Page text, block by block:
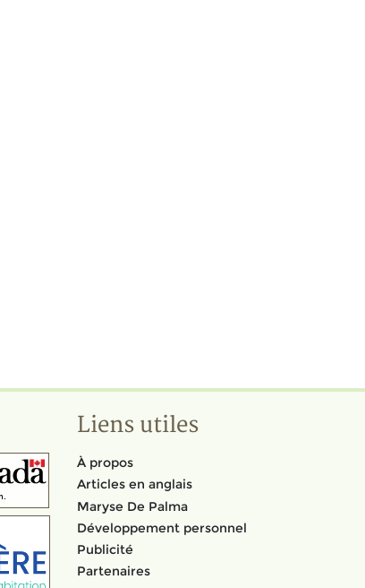
Liens utiles
À propos
Articles en anglais
Maryse De Palma
Développement personnel
Publicité
Partenaires